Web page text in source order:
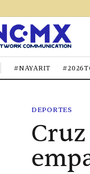
#NAYARIT
DEPORTES